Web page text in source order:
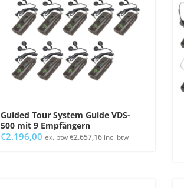
Guided Tour System Guide VDS-
500 mit 9 Empfängern
€2.196,00 ex. btw€2.657,16 incl btw